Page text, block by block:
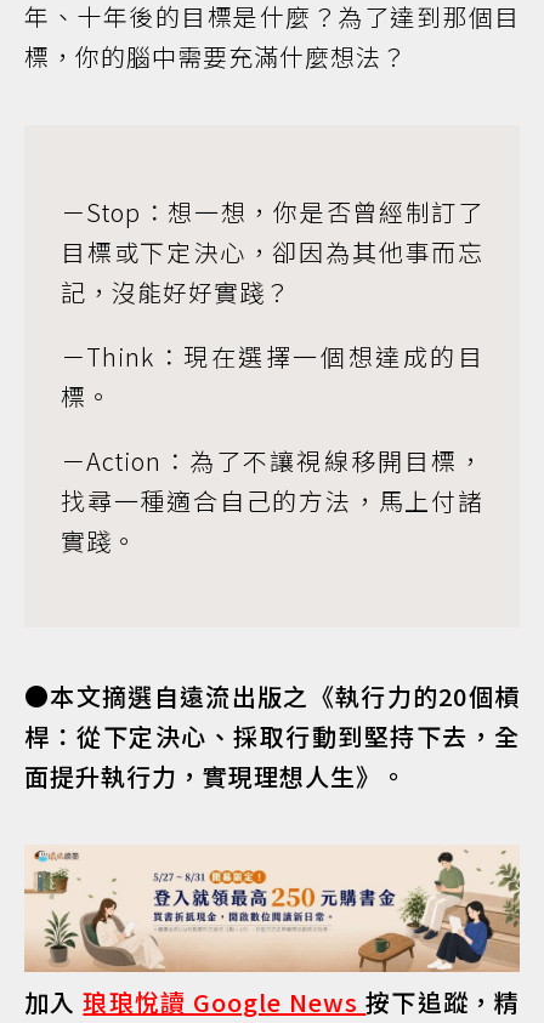
年、十年後的目標是什麼？為了達到那個目
標，你的腦中需要充滿什麼想法？
－Stop：想一想，你是否曾經制訂了
目標或下定決心，卻因為其他事而忘
記，沒能好好實踐？
－Think：現在選擇一個想達成的目
標。
－Action：為了不讓視線移開目標，
找尋一種適合自己的方法，馬上付諸
實踐。
●本文摘選自遠流出版之《執行力的20個槓
桿：從下定決心、採取行動到堅持下去，全
面提升執行力，實現理想人生》。
加入琅琅悅讀 Google News按下追蹤，精